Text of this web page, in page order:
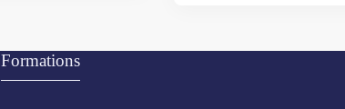
Formations